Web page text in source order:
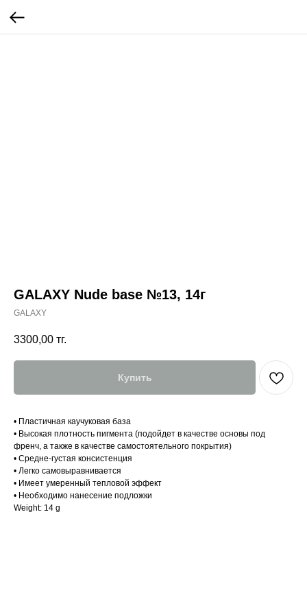
GALAXY Nude base №13, 14г
GALAXY
3300,00 тг.
Купить
• Пластичная каучуковая база
• Высокая плотность пигмента (подойдет в качестве основы под
френч, а также в качестве самостоятельного покрытия)
• Средне-густая консистенция
• Легко самовыравнивается
• Имеет умеренный тепловой эффект
• Необходимо нанесение подложки
Weight: 14 g